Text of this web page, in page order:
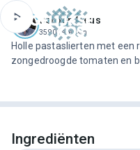
Jeroen Meus
3590 recepten
Holle pastaslierten met
zongedroogde tomaten en
Ingrediënten